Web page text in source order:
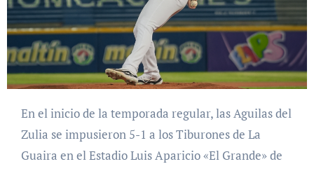
En el inicio de la temporada regular, las Aguilas del
Zulia se impusieron 5-1 a los Tiburones de La
Guaira en el Estadio Luis Aparicio «El Grande» de